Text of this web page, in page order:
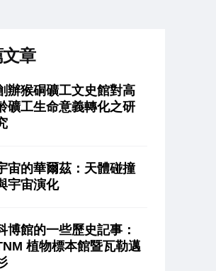
章
辦猴硐礦工文史館對高
礦工生命意義轉化之研
宙的華爾茲：天體碰撞
宇宙演化
博館的一些歷史記事：
植物標本館暨瓦勒邁